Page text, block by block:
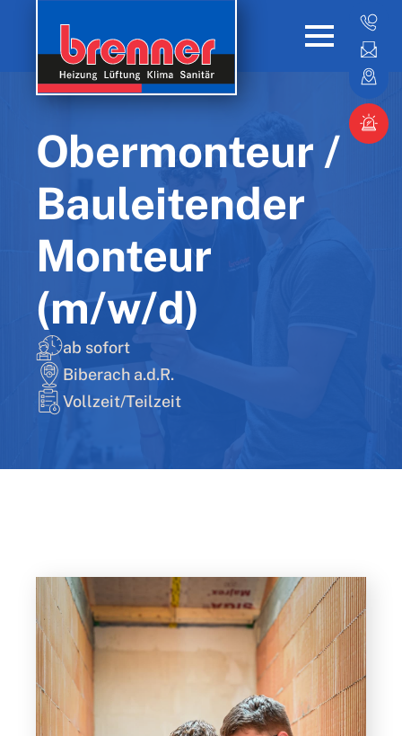
Obermonteur /
Bauleitender
Monteur
(m/w/d)
ab sofort
Biberach a.d.R.
Vollzeit/Teilzeit